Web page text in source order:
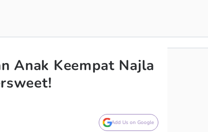
Anak Keempat Najla
Add Us on Google